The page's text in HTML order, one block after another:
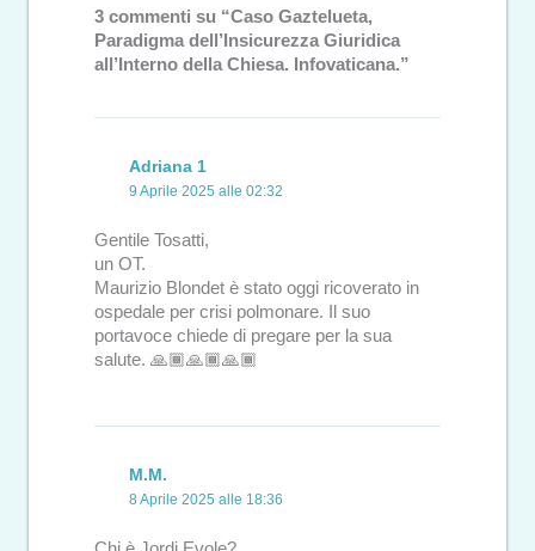
3 commenti su “Caso Gaztelueta,
Paradigma dell’Insicurezza Giuridica
all’Interno della Chiesa. Infovaticana.”
Adriana 1
9 Aprile 2025 alle 02:32
Gentile Tosatti,
un OT.
Maurizio Blondet è stato oggi ricoverato in
ospedale per crisi polmonare. Il suo
portavoce chiede di pregare per la sua
salute. 🙏🏾🙏🏾🙏🏾
M.M.
8 Aprile 2025 alle 18:36